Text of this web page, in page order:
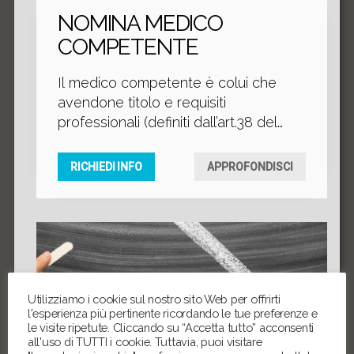
NOMINA MEDICO
COMPETENTE
Il medico competente è colui che
avendone titolo e requisiti
professionali (definiti dall’art.38 del
lavoro nella valutazione dei rischi di
una azienda ed effettua la
sorveglianza sanitaria dei lavoratori.
A tal fine partecipa alla riunione
periodica come definito all’art.35 del
D.lgs 81/08.
RICHIEDI INFO APPROFONDISCI
Utilizziamo i cookie sul nostro sito Web per offrirti
l'esperienza più pertinente ricordando le tue preferenze e
le visite ripetute. Cliccando su “Accetta tutto” acconsenti
all'uso di TUTTI i cookie. Tuttavia, puoi visitare